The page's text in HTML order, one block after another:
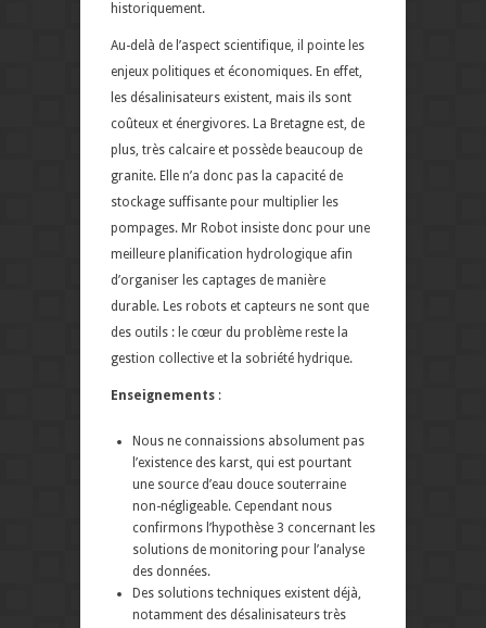
historiquement.
Au-delà de l’aspect scientifique, il pointe les
enjeux politiques et économiques. En effet,
les désalinisateurs existent, mais ils sont
coûteux et énergivores. La Bretagne est, de
plus, très calcaire et possède beaucoup de
granite. Elle n’a donc pas la capacité de
stockage suffisante pour multiplier les
pompages. Mr Robot insiste donc pour une
meilleure planification hydrologique afin
d’organiser les captages de manière
durable. Les robots et capteurs ne sont que
des outils : le cœur du problème reste la
gestion collective et la sobriété hydrique.
Enseignements :
Nous ne connaissions absolument pas
l’existence des karst, qui est pourtant
une source d’eau douce souterraine
non-négligeable. Cependant nous
confirmons l’hypothèse 3 concernant les
solutions de monitoring pour l’analyse
des données.
Des solutions techniques existent déjà,
notamment des désalinisateurs très